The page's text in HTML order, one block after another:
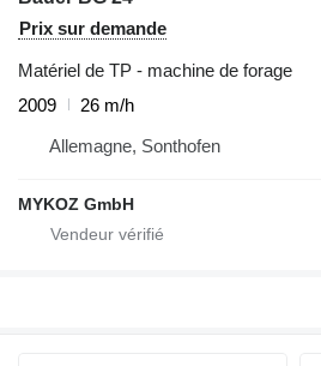
Prix sur demande
Matériel de TP - machine de forage
2009
26 m/h
Allemagne, Sonthofen
MYKOZ GmbH